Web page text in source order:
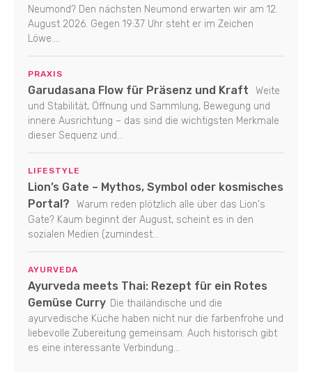
Neumond? Den nächsten Neumond erwarten wir am 12.
August 2026. Gegen 19:37 Uhr steht er im Zeichen
Löwe....
PRAXIS
Garudasana Flow für Präsenz und Kraft
Weite
und Stabilität, Öffnung und Sammlung, Bewegung und
innere Ausrichtung – das sind die wichtigsten Merkmale
dieser Sequenz und...
LIFESTYLE
Lion’s Gate – Mythos, Symbol oder kosmisches
Portal?
Warum reden plötzlich alle über das Lion's
Gate? Kaum beginnt der August, scheint es in den
sozialen Medien (zumindest...
AYURVEDA
Ayurveda meets Thai: Rezept für ein Rotes
Gemüse Curry Die thailändische und die
ayurvedische Küche haben nicht nur die farbenfrohe und
liebevolle Zubereitung gemeinsam. Auch historisch gibt
es eine interessante Verbindung...